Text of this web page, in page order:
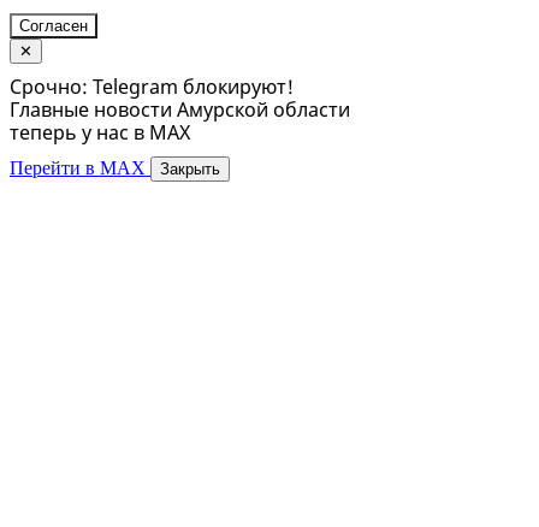
Согласен
✕
Срочно: Telegram блокируют!
Главные новости Амурской области
теперь у нас в MAX
Перейти в MAX Закрыть